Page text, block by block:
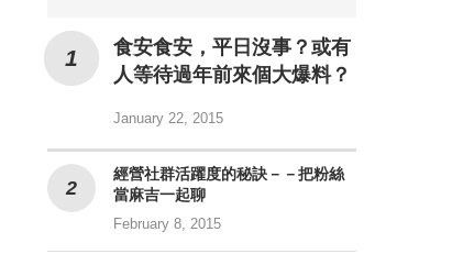
食安食安，平日沒事？或有
人等待過年前來個大爆料？
January 22, 2015
經營社群活躍度的秘訣－－把粉絲
當麻吉一起聊
February 8, 2015